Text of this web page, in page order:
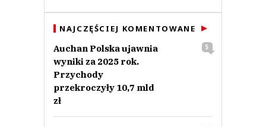
NAJCZĘŚCIEJ KOMENTOWANE
Auchan Polska ujawnia
wyniki za 2025 rok.
Przychody
przekroczyły 10,7 mld
zł
5